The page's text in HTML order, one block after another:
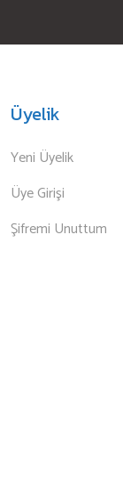
Üyelik
Yeni Üyelik
Üye Girişi
Şifremi Unuttum